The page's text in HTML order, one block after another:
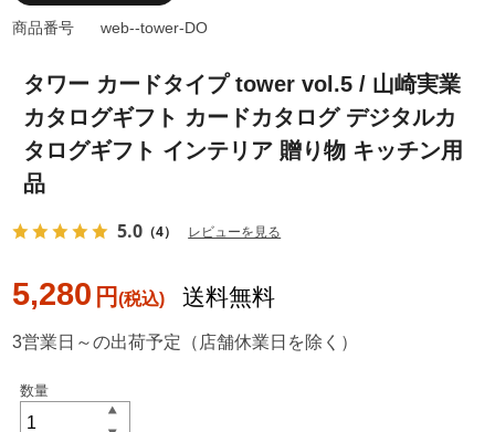
タワー カードタイプ tower vol.5 / 山崎実業
カタログギフト カードカタログ デジタルカ
タログギフト インテリア 贈り物 キッチン用
品
5.0 （4） レビューを見る
5,280 円 送料無料
商品番号 web--tower-DO
3営業日～の出荷予定（店舗休業日を除く）